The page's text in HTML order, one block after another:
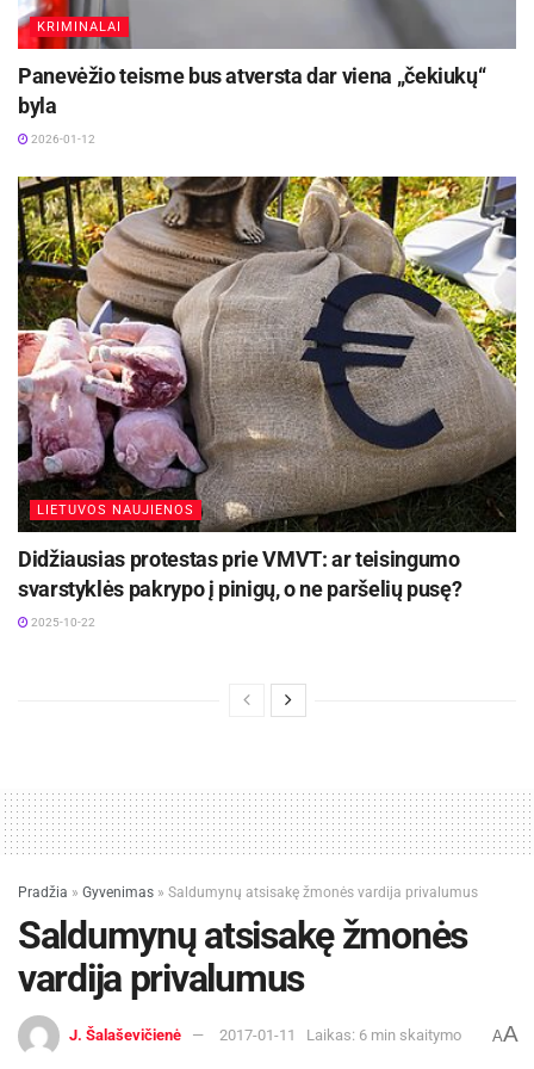
KRIMINALAI
Panevėžio teisme bus atversta dar viena „čekiukų“
byla
2026-01-12
LIETUVOS NAUJIENOS
Didžiausias protestas prie VMVT: ar teisingumo
svarstyklės pakrypo į pinigų, o ne paršelių pusę?
2025-10-22
Pradžia » Gyvenimas » Saldumynų atsisakę žmonės vardija privalumus
Saldumynų atsisakę žmonės
vardija privalumus
J. Šalaševičienė 2017-01-11 Laikas: 6 min skaitymo AA